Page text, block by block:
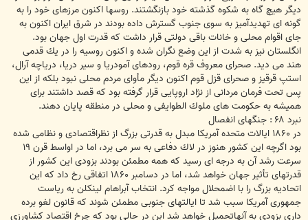
ديگر هيچ گاه به شكوه گذشته خود بازنگشتند. روسها اكنون مرزهاى خود را به
گونه اى تهديدآميز به سوى جنوب گسترش داده بودند در شرق ايران اكنون به
جاى اقوام محلى و خانات باقى دولتى قرار داشت كه قدرت اول جهان بود.
انگلستان نيز به شدت از اين وضع نگران شده و اكنون روسيه را در يك قدمى
هند مى ديد. صحراى معروف قره قوم، رودهاى آمودريا و سير دريا، درياچه آرال،
استپ قرقيز و صحراى قزل قوم اكنون ديگر مأواى مردم محلى نبود بلكه از اين
پس تحت فرمان مردانى از نژاد اروپايى قرار گرفته بود كه قصد داشتند براى
هميشه به حكومت هاى ملوك الطوايفى و محلى در منطقه پايان دهند.
نبرد ۶۸ : جنگهاى انفصال
در ۱۸۶۰ ايالات متحده آمريكا مبدل به قدرتى بزرگ از نظراقتصادى و نظامى شده
بود اگرچه اين كشور هنوز در لاك دفاعى به سر مى برد، اما در اواسط قرن ۱۹
سرعت رشد آن به درجه اى رسيد كه همه مطمئن بودند بزودى اين كشور از
قدرتهاى تأثير جهان خواهد شد، اما در دسامبر ۱۸۶۰ اتفاقى رخ داد كه اين
اتحاديه بزرگ را با اضمحلال مواجه كرد. انتخاب آبراهام لينكلن به رياست
جمهورى آمريكا سبب شد تا ايالتهاى جنوبى مطمئن شوند كه قانون لغو برده
دارى بزودى به آنهاتحميل خواهد شد اين در حالى بود كه چرخ اقتصاد كشاورزى